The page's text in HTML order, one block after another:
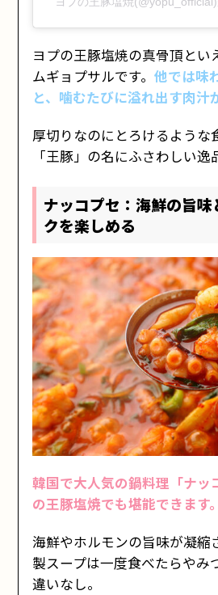
ヨプの王豚塩焼の真骨頂とい
ムギョプサルです。他では味
と、噛むたびに溢れ出す肉汁
厚切りなのにとろけるような
「王豚」の名にふさわしい逸
ナッコプセ：海鮮の旨味
クを楽しめる
韓国で大人気の鍋料理「ナッ
の王豚塩焼でも堪能できます。
海鮮やホルモンの旨味が凝縮
製スープは一度食べたらやみ
違いなし。